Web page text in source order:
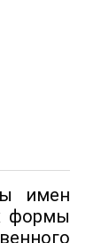
имен
формы